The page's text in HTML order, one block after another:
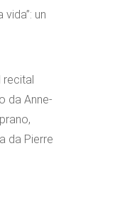
un
recital
da Anne-
da Pierre